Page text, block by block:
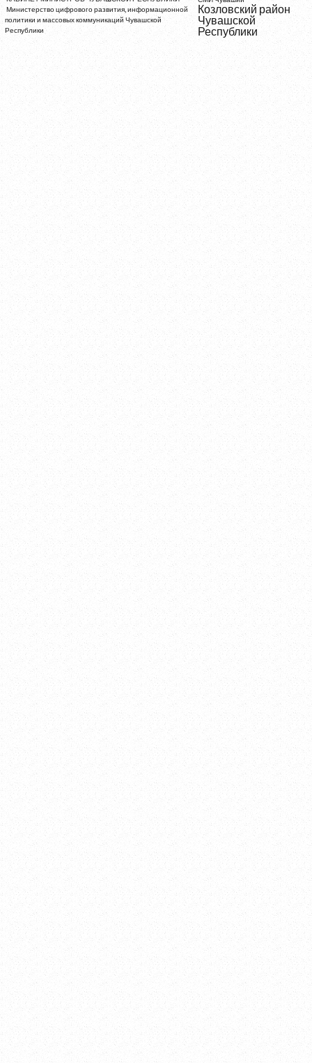
Министерство цифрового развития, информационной
политики и массовых коммуникаций Чувашской
Республики
Козловский район
Чувашской
Республики